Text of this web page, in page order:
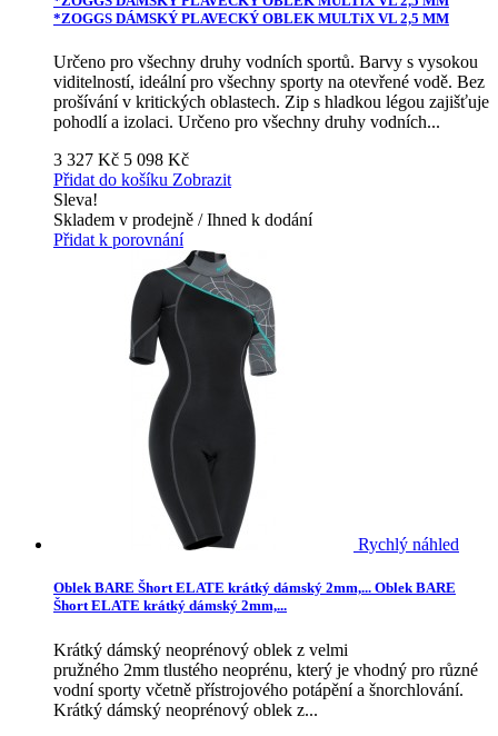
*ZOGGS DÁMSKÝ PLAVECKÝ OBLEK MULTiX VL 2,5 MM
Určeno pro všechny druhy vodních sportů. Barvy s vysokou
viditelností, ideální pro všechny sporty na otevřené vodě. Bez
prošívání v kritických oblastech. Zip s hladkou légou zajišťuje
pohodlí a izolaci. Určeno pro všechny druhy vodních...
3 327 Kč 5 098 Kč
Přidat do košíku Zobrazit
Sleva!
Skladem v prodejně / Ihned k dodání
Přidat k porovnání
Rychlý náhled
Oblek BARE Šhort ELATE krátký dámský 2mm,... Oblek BARE
Šhort ELATE krátký dámský 2mm,...
Krátký dámský neoprénový oblek z velmi
pružného 2mm tlustého neoprénu, který je vhodný pro různé
vodní sporty včetně přístrojového potápění a šnorchlování.
Krátký dámský neoprénový oblek z...